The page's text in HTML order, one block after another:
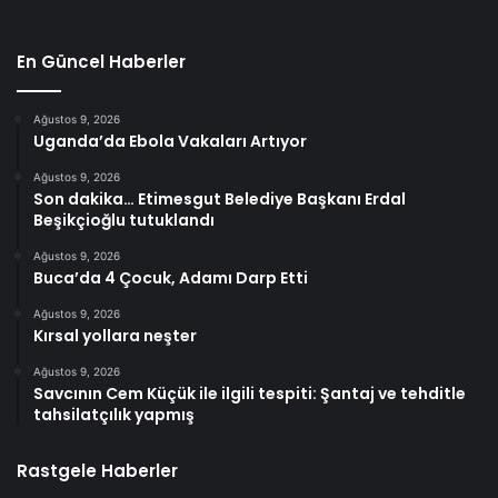
En Güncel Haberler
Ağustos 9, 2026
Uganda’da Ebola Vakaları Artıyor
Ağustos 9, 2026
Son dakika… Etimesgut Belediye Başkanı Erdal
Beşikçioğlu tutuklandı
Ağustos 9, 2026
Buca’da 4 Çocuk, Adamı Darp Etti
Ağustos 9, 2026
Kırsal yollara neşter
Ağustos 9, 2026
Savcının Cem Küçük ile ilgili tespiti: Şantaj ve tehditle
tahsilatçılık yapmış
Rastgele Haberler